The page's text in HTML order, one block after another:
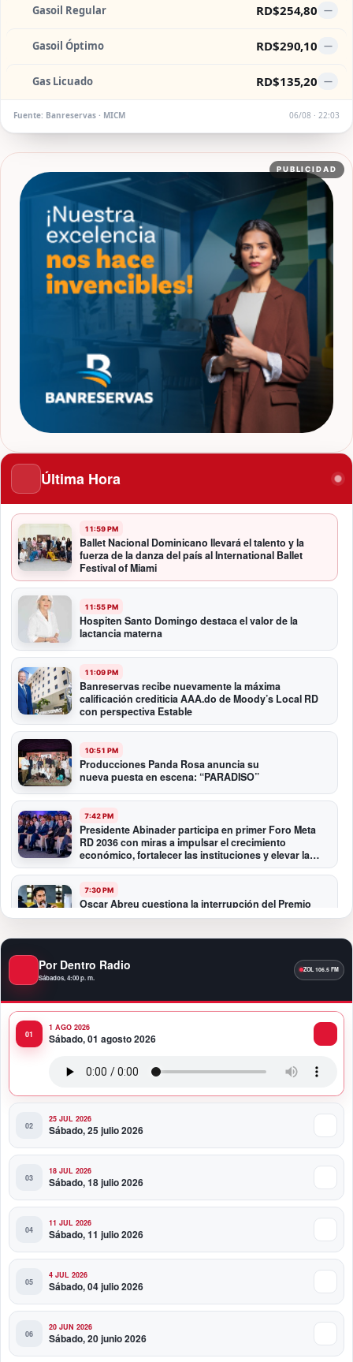
Gasoil Regular RD$254,80 —
Gasoil Óptimo RD$290,10 —
Gas Licuado RD$135,20 —
Fuente: Banreservas · MICM 06/08 · 22:03
PUBLICIDAD
Última Hora
11:59 PM
Ballet Nacional Dominicano llevará el talento y la
fuerza de la danza del país al International Ballet
Festival of Miami
11:55 PM
Hospiten Santo Domingo destaca el valor de la
lactancia materna
11:09 PM
Banreservas recibe nuevamente la máxima
calificación crediticia AAA.do de Moody’s Local RD
con perspectiva Estable
10:51 PM
Producciones Panda Rosa anuncia su
nueva puesta en escena: “PARADISO”
7:42 PM
Presidente Abinader participa en primer Foro Meta
RD 2036 con miras a impulsar el crecimiento
económico, fortalecer las instituciones y elevar la
productividad
7:30 PM
Oscar Abreu cuestiona la interrupción del Premio
Nacional de Artes Visuales: “Un país que deja de
12:40 AM
Fortaleza del peso responde a fundamentos
experta
11:58 PM
Político/Comunicaciones
Por Dentro Radio
Sábados, 4:00 p. m.
1 AGO 2026
Sábado, 01 agosto 2026
25 JUL 2026
Sábado, 25 julio 2026
18 JUL 2026
Sábado, 18 julio 2026
11 JUL 2026
Sábado, 11 julio 2026
4 JUL 2026
Sábado, 04 julio 2026
20 JUN 2026
Sábado, 20 junio 2026